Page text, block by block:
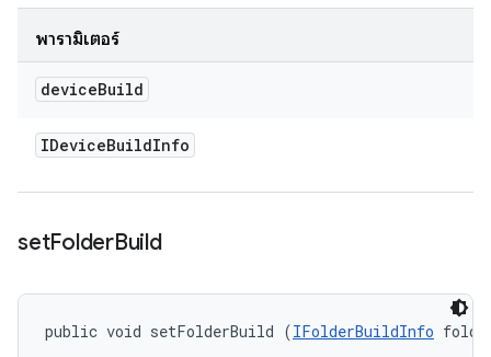
พารามิเตอร์
deviceBuild
IDeviceBuildInfo
setFolderBuild
public void setFolderBuild (IFolderBuildInfo